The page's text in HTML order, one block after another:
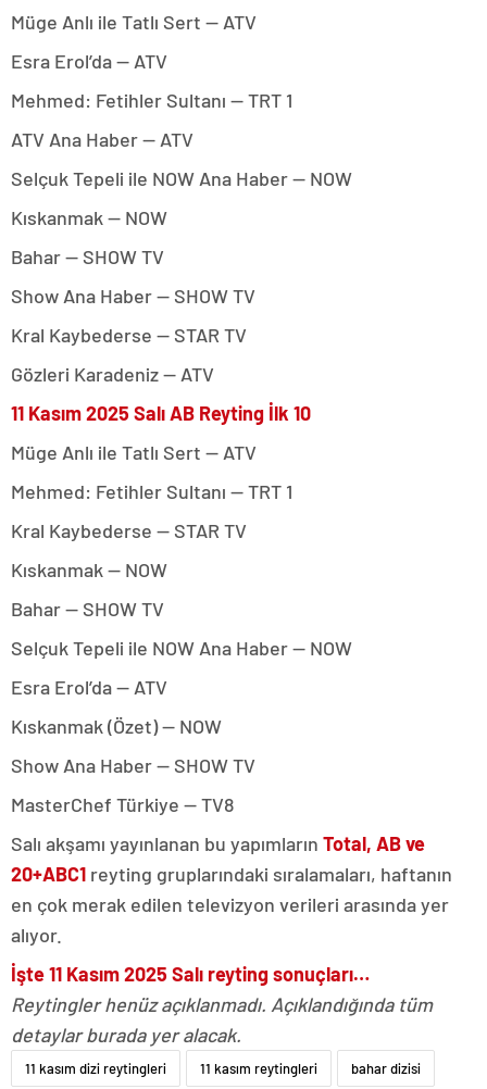
Müge Anlı ile Tatlı Sert — ATV
Esra Erol’da — ATV
Mehmed: Fetihler Sultanı — TRT 1
ATV Ana Haber — ATV
Selçuk Tepeli ile NOW Ana Haber — NOW
Kıskanmak — NOW
Bahar — SHOW TV
Show Ana Haber — SHOW TV
Kral Kaybederse — STAR TV
Gözleri Karadeniz — ATV
11 Kasım 2025 Salı AB Reyting İlk 10
Müge Anlı ile Tatlı Sert — ATV
Mehmed: Fetihler Sultanı — TRT 1
Kral Kaybederse — STAR TV
Kıskanmak — NOW
Bahar — SHOW TV
Selçuk Tepeli ile NOW Ana Haber — NOW
Esra Erol’da — ATV
Kıskanmak (Özet) — NOW
Show Ana Haber — SHOW TV
MasterChef Türkiye — TV8
Salı akşamı yayınlanan bu yapımların Total, AB ve
20+ABC1 reyting gruplarındaki sıralamaları, haftanın
en çok merak edilen televizyon verileri arasında yer
alıyor.
İşte 11 Kasım 2025 Salı reyting sonuçları…
Reytingler henüz açıklanmadı. Açıklandığında tüm
detaylar burada yer alacak.
11 kasım dizi reytingleri 11 kasım reytingleri bahar dizisi